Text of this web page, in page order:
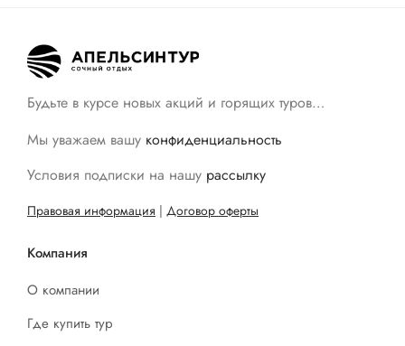
Будьте в курсе новых акций и горящих туров…
Мы уважаем вашу конфиденциальность
Условия подписки на нашу рассылку
Правовая информация | Договор оферты
Компания
О компании
Где купить тур